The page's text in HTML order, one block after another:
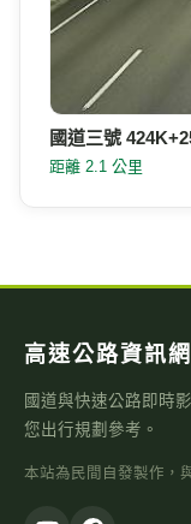
國道三號
距離 2.1 公里
高速公路資訊網
國道與快速公路即時
您出行規劃參考。
本站為民間自發製作，